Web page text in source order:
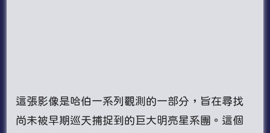
這張影像是哈伯一系列觀測的一部分，旨在尋找
尚未被早期巡天捕捉到的巨大明亮星系團。這個